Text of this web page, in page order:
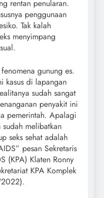
rentan penularan.
penggunaan
Tak kalah
menyimpang
gunung es.
kasus di lapangan
sudah sangat
penyakit ini
pemerintah. Apalagi
sudah melibatkan
seks sehat adalah
pesan Sekretaris
(KPA) Klaten Ronny
KPA Komplek